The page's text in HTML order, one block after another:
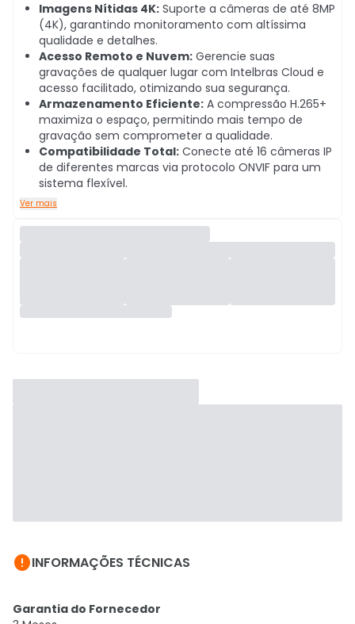
Imagens Nítidas 4K: Suporte a câmeras de até 8MP
(4K), garantindo monitoramento com altíssima
qualidade e detalhes.
Acesso Remoto e Nuvem: Gerencie suas
gravações de qualquer lugar com Intelbras Cloud e
acesso facilitado, otimizando sua segurança.
Armazenamento Eficiente: A compressão H.265+
maximiza o espaço, permitindo mais tempo de
gravação sem comprometer a qualidade.
Compatibilidade Total: Conecte até 16 câmeras IP
de diferentes marcas via protocolo ONVIF para um
sistema flexível.
Ver mais
INFORMAÇÕES TÉCNICAS
Garantia do Fornecedor